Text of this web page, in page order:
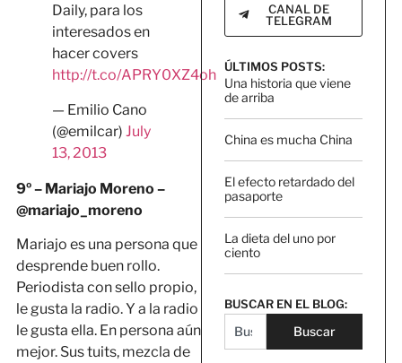
Daily, para los
interesados en
hacer covers
http://t.co/APRY0XZ4oh
— Emilio Cano
(@emilcar) July
13, 2013
9º – Mariajo Moreno –
@mariajo_moreno
Mariajo es una persona que
desprende buen rollo.
Periodista con sello propio,
le gusta la radio. Y a la radio
le gusta ella. En persona aún
mejor. Sus tuits, mezcla de
CANAL DE
TELEGRAM
ÚLTIMOS POSTS:
Una historia que viene
de arriba
China es mucha China
El efecto retardado del
pasaporte
La dieta del uno por
ciento
BUSCAR EN EL BLOG:
Buscar